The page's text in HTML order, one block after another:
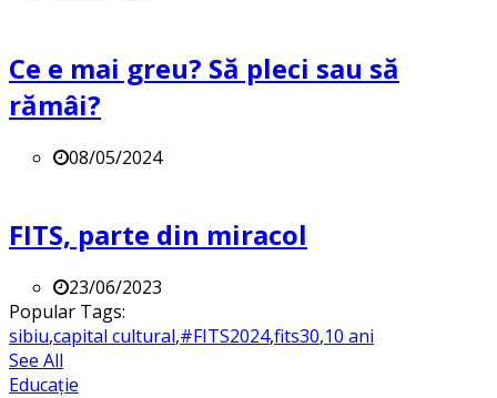
Ce e mai greu? Să pleci sau să
rămâi?
08/05/2024
FITS, parte din miracol
23/06/2023
Popular Tags:
sibiu,capital cultural,#FITS2024,fits30,10 ani
See All
Educație